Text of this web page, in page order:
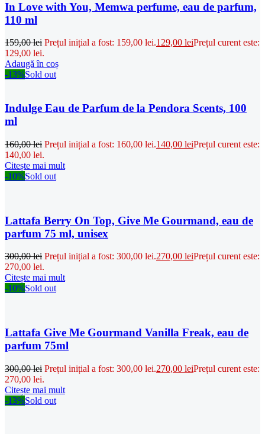
In Love with You, Memwa perfume, eau de parfum,
110 ml
159,00lei Prețul inițial a fost: 159,00 lei.129,00 leiPrețul curent este:
129,00 lei.
Adaugă în coș
-13%Sold out
Indulge Eau de Parfum de la Pendora Scents, 100
ml
160,00lei Prețul inițial a fost: 160,00 lei.140,00 leiPrețul curent este:
140,00 lei.
Citește mai mult
-10%Sold out
Lattafa Berry On Top, Give Me Gourmand, eau de
parfum 75 ml, unisex
300,00lei Prețul inițial a fost: 300,00 lei.270,00 leiPrețul curent este:
270,00 lei.
Citește mai mult
-10%Sold out
Lattafa Give Me Gourmand Vanilla Freak, eau de
parfum 75ml
300,00lei Prețul inițial a fost: 300,00 lei.270,00 leiPrețul curent este:
270,00 lei.
Citește mai mult
-13%Sold out